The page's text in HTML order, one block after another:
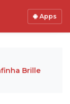
Apps
Brille